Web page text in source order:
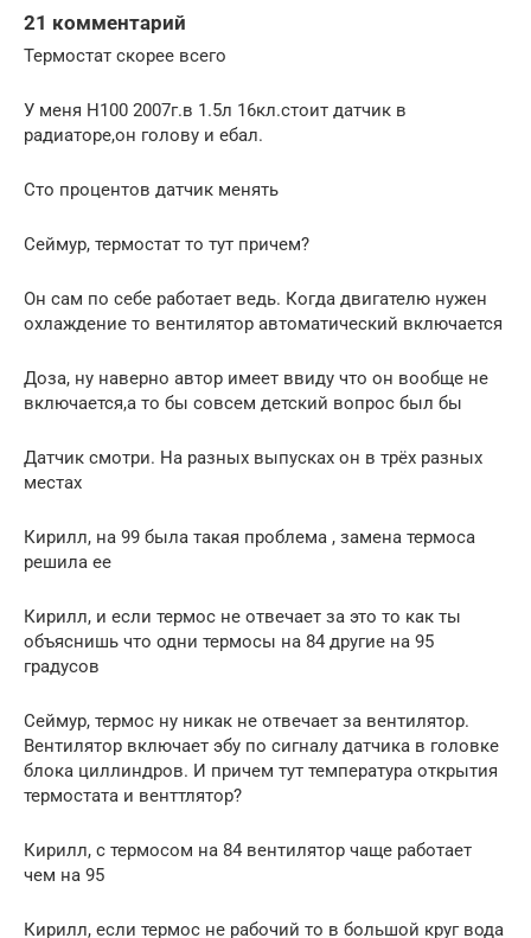
21 комментарий
Термостат скорее всего
У меня Н100 2007г.в 1.5л 16кл.стоит датчик в
радиаторе,он голову и ебал.
Сто процентов датчик менять
Сеймур, термостат то тут причем?
Он сам по себе работает ведь. Когда двигателю нужен
охлаждение то вентилятор автоматический включается
Доза, ну наверно автор имеет ввиду что он вообще не
включается,а то бы совсем детский вопрос был бы
Датчик смотри. На разных выпусках он в трёх разных
местах
Кирилл, на 99 была такая проблема , замена термоса
решила ее
Кирилл, и если термос не отвечает за это то как ты
объяснишь что одни термосы на 84 другие на 95
градусов
Сеймур, термос ну никак не отвечает за вентилятор.
Вентилятор включает эбу по сигналу датчика в головке
блока циллиндров. И причем тут температура открытия
термостата и венттлятор?
Кирилл, с термосом на 84 вентилятор чаще работает
чем на 95
Кирилл, если термос не рабочий то в большой круг вода